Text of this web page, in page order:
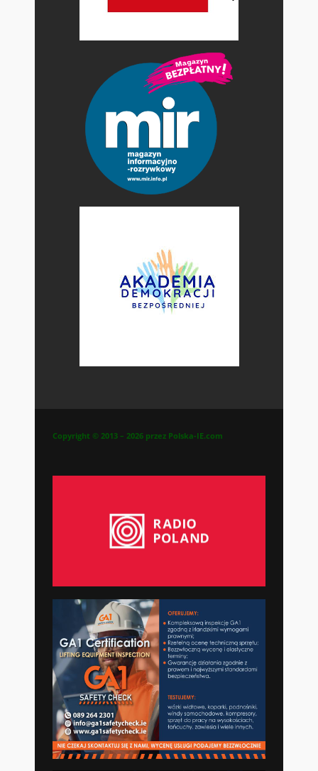
Copyright © 2013 – 2026 przez Polska-IE.com